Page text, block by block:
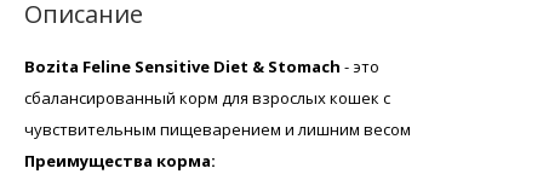
Описание
Bozita Feline Sensitive Diet & Stomach - это
сбалансированный корм для взрослых кошек с
чувствительным пищеварением и лишним весом
Преимущества корма: